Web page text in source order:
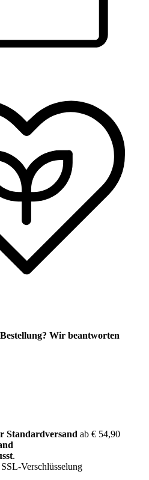
Wir beantworten
Standardversand ab € 54,90
.
Verschlüsselung